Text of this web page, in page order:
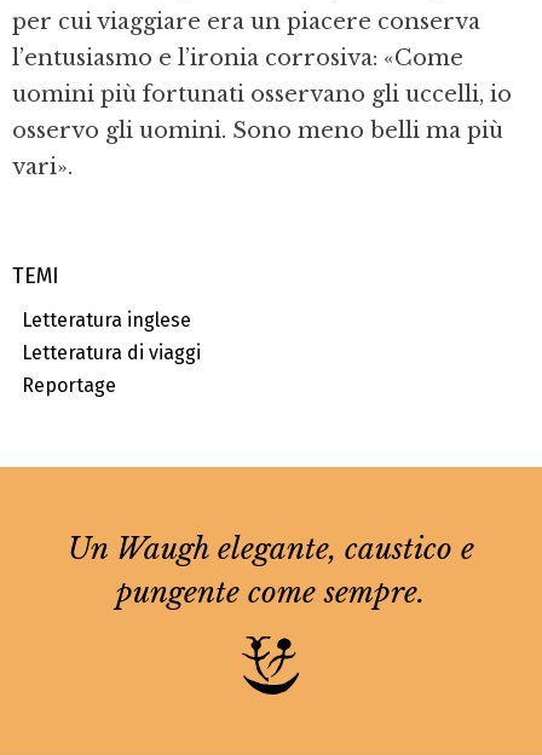
TEMI
Letteratura inglese
Letteratura di viaggi
Reportage
per cui viaggiare era un piacere conserva
l’entusiasmo e l’ironia corrosiva: «Come
uomini più fortunati osservano gli uccelli, io
osservo gli uomini. Sono meno belli ma più
vari».
Un Waugh elegante, caustico e
pungente come sempre.